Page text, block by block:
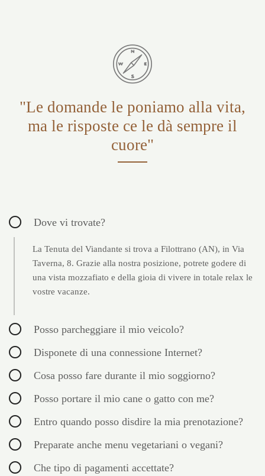
"Le domande le poniamo alla vita,
ma le risposte ce le dà sempre il
cuore"
Dove vi trovate?
La Tenuta del Viandante si trova a Filottrano (AN), in Via
Taverna, 8. Grazie alla nostra posizione, potrete godere di
una vista mozzafiato e della gioia di vivere in totale relax le
vostre vacanze.
Posso parcheggiare il mio veicolo?
Disponete di una connessione Internet?
Cosa posso fare durante il mio soggiorno?
Posso portare il mio cane o gatto con me?
Entro quando posso disdire la mia prenotazione?
Preparate anche menu vegetariani o vegani?
Che tipo di pagamenti accettate?